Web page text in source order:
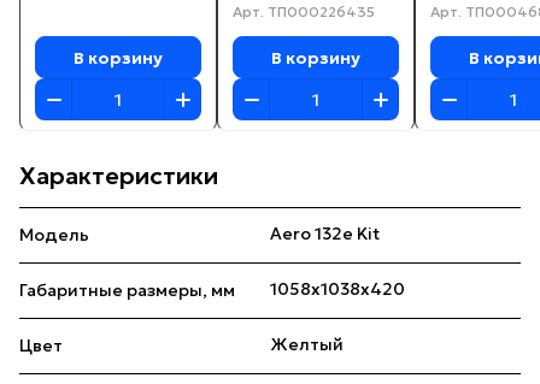
В корзину
Арт. ТП000226435
В корзину
Арт.
В
Характеристики
Модель Aero 132e Kit
Габаритные размеры, мм 1058x1038x420
Цвет Желтый